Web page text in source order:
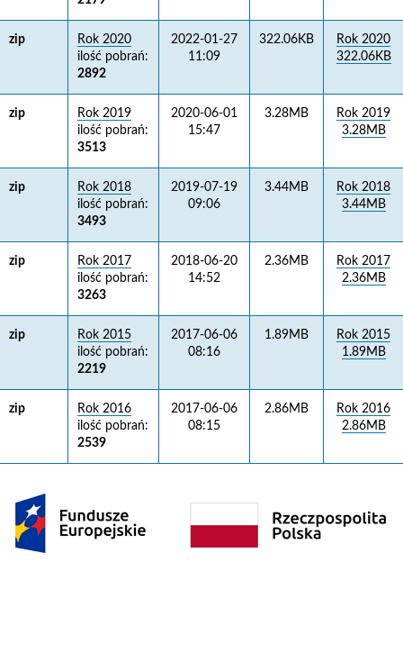
zip
Rok 2020
ilość pobrań:
2892
2022-01-27
11:09
322.06KB
Rok 2020
322.06KB
zip
Rok 2019
ilość pobrań:
3513
2020-06-01
15:47
3.28MB
Rok 2019
3.28MB
zip
Rok 2018
ilość pobrań:
3493
2019-07-19
09:06
3.44MB
Rok 2018
3.44MB
zip
Rok 2017
ilość pobrań:
3263
2018-06-20
14:52
2.36MB
Rok 2017
2.36MB
zip
Rok 2015
ilość pobrań:
2219
2017-06-06
08:16
1.89MB
Rok 2015
1.89MB
zip
Rok 2016
ilość pobrań:
2539
2017-06-06
08:15
2.86MB
Rok 2016
2.86MB